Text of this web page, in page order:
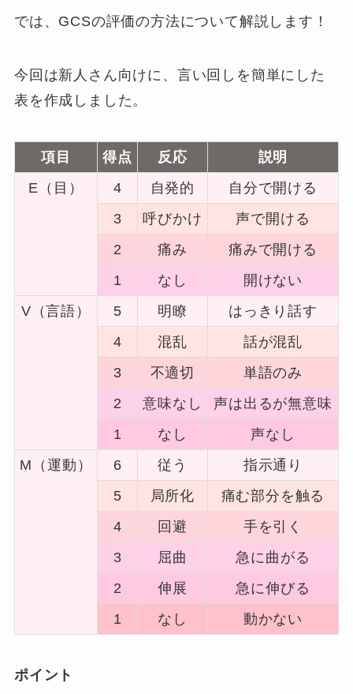
では、GCSの評価の方法について解説します！
今回は新人さん向けに、言い回しを簡単にした
表を作成しました。
項目 得点 反応
説明
E（目）
4 自発的
自分で開ける
3
呼びかけ
声で開ける
2
痛み
痛みで開ける
1
なし
開けない
V（言語）
5 明瞭
はっきり話す
4
混乱
話が混乱
3
不適切
単語のみ
2
意味なし
声は出るが無意味
1
なし
声なし
M（運動）
6 従う
指示通り
5
局所化
痛む部分を触る
4
回避
手を引く
3
屈曲
急に曲がる
2
伸展
急に伸びる
1
なし 動かない
ポイント